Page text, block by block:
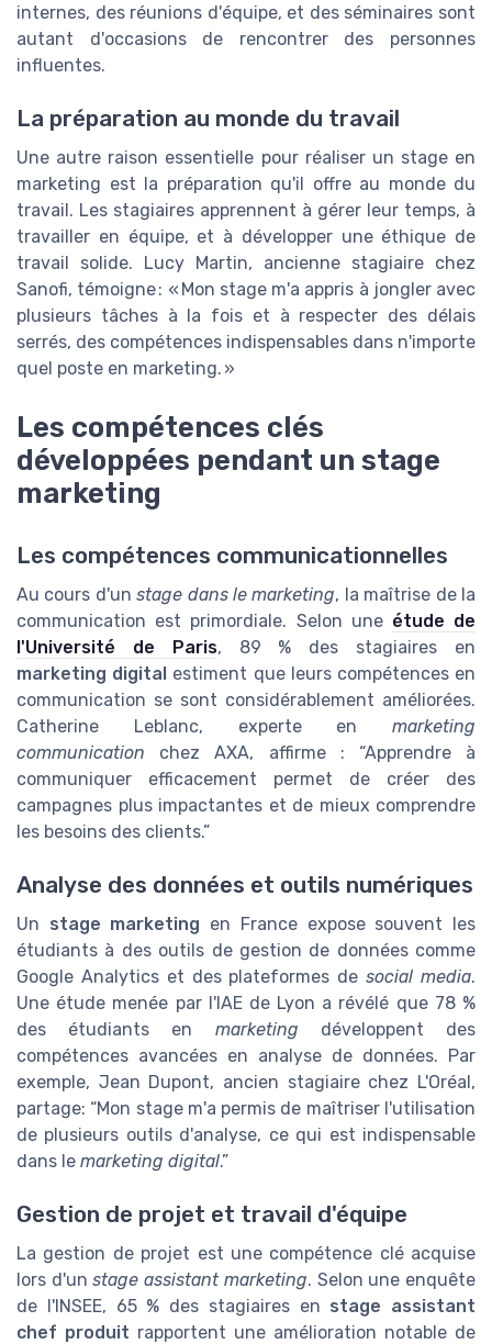
internes, des réunions d'équipe, et des séminaires sont
autant d'occasions de rencontrer des personnes
influentes.
La préparation au monde du travail
Une autre raison essentielle pour réaliser un stage en
marketing est la préparation qu'il offre au monde du
travail. Les stagiaires apprennent à gérer leur temps, à
travailler en équipe, et à développer une éthique de
travail solide. Lucy Martin, ancienne stagiaire chez
Sanofi, témoigne : « Mon stage m'a appris à jongler avec
plusieurs tâches à la fois et à respecter des délais
serrés, des compétences indispensables dans n'importe
quel poste en marketing. »
Les compétences clés
développées pendant un stage
marketing
Les compétences communicationnelles
Au cours d'unstage dans le marketing, la maîtrise de la
communication est primordiale. Selon une étude de
l'Université de Paris, 89 % des stagiaires en
marketing digital estiment que leurs compétences en
communication se sont considérablement améliorées.
Catherine Leblanc, experte en marketing
communication chez AXA, affirme : “Apprendre à
communiquer efficacement permet de créer des
campagnes plus impactantes et de mieux comprendre
les besoins des clients.”
Analyse des données et outils numériques
Un stage marketing en France expose souvent les
étudiants à des outils de gestion de données comme
Google Analytics et des plateformes desocial media.
Une étude menée par l'IAE de Lyon a révélé que 78 %
des étudiants en marketing développent des
compétences avancées en analyse de données. Par
exemple, Jean Dupont, ancien stagiaire chez L'Oréal,
partage: “Mon stage m'a permis de maîtriser l'utilisation
de plusieurs outils d'analyse, ce qui est indispensable
dans le marketing digital.”
Gestion de projet et travail d'équipe
La gestion de projet est une compétence clé acquise
lors d'unstage assistant marketing. Selon une enquête
de l'INSEE, 65 % des stagiaires en stage assistant
chef produit rapportent une amélioration notable de